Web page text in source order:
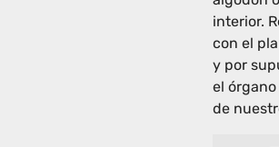
interior.
con el
y por
el
de